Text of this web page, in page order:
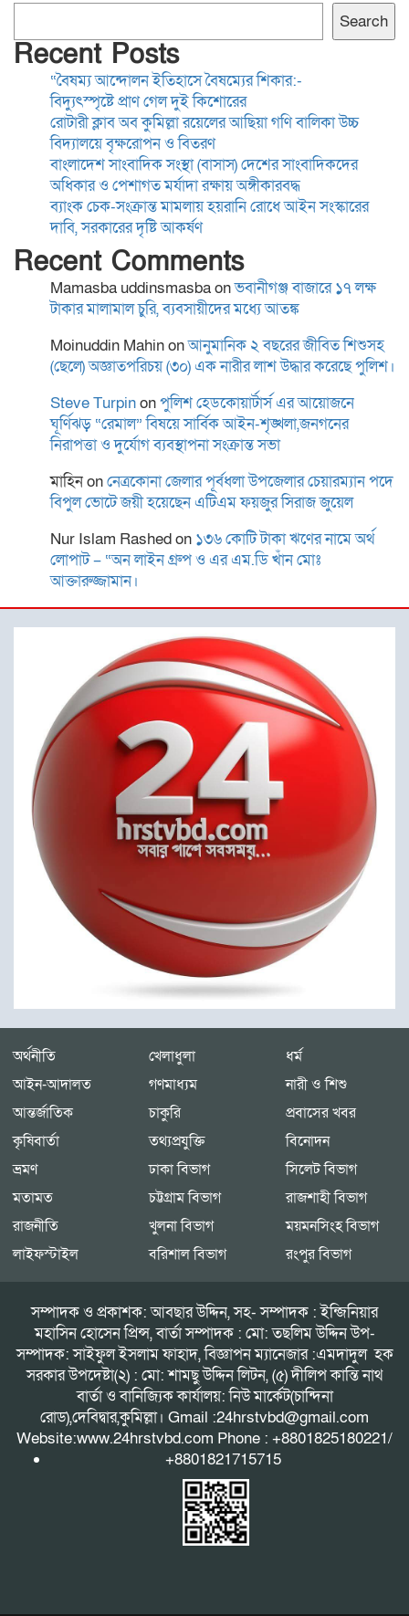
ব্যাংক চেক-সংক্রান্ত মামলায়
হয়রানি রোধে আইন সংস্কারের
দাবি, সরকারের দৃষ্টি আকর্ষণ
ময়মনসিংহে কিশোরীকে ধর্ষণ ও
ভিডিও ধারণ করে
ব্ল্যাকমেইল,গ্রেপ্তার-১
স্থানীয় সরকার নির্বাচনের তফসিল
ঘোষণা শিগগিরই: ইসি
বাগমারা থানা পরিদর্শন করলেন
রাজশাহী রেঞ্জের নবাগত
ডিআইজি আশিক সাঈদ
ময়মনসিংহে কিশোরীকে ধর্ষণ ও
ভিডিও ধারণ করে
ব্ল্যাকমেইল,গ্রেপ্তার-১
জাতীয় সাংবাদিক সংস্থা ঢাকা
বিমানবন্দর থানা কমিটির পরিচিতি
সভা
Search
Recent Posts
“বৈষম্য আন্দোলন ইতিহাসে বৈষম্যের শিকার:-
বিদ্যুৎস্পৃষ্টে প্রাণ গেল দুই কিশোরের
রোটারী ক্লাব অব কুমিল্লা রয়েলের আছিয়া গণি বালিকা উচ্চ
বিদ্যালয়ে বৃক্ষরোপন ও বিতরণ
বাংলাদেশ সাংবাদিক সংস্থা (বাসাস) দেশের সাংবাদিকদের
অধিকার ও পেশাগত মর্যাদা রক্ষায় অঙ্গীকারবদ্ধ
ব্যাংক চেক-সংক্রান্ত মামলায় হয়রানি রোধে আইন সংস্কারের
দাবি, সরকারের দৃষ্টি আকর্ষণ
Recent Comments
Mamasba uddinsmasbaonভবানীগঞ্জ বাজারে ১৭ লক্ষ
টাকার মালামাল চুরি, ব্যবসায়ীদের মধ্যে আতঙ্ক
Moinuddin Mahinonআনুমানিক ২ বছরের জীবিত শিশুসহ
(ছেলে) অজ্ঞাতপরিচয় (৩০) এক নারীর লাশ উদ্ধার করেছে পুলিশ।
Steve Turpinonপুলিশ হেডকোয়ার্টার্স এর আয়োজনে
ঘূর্ণিঝড় “রেমাল” বিষয়ে সার্বিক আইন-শৃঙ্খলা,জনগনের
নিরাপত্তা ও দুর্যোগ ব্যবস্থাপনা সংক্রান্ত সভা
মাহিনonনেত্রকোনা জেলার পূর্বধলা উপজেলার চেয়ারম্যান পদে
বিপুল ভোটে জয়ী হয়েছেন এটিএম ফয়জুর সিরাজ জুয়েল
Nur Islam Rashedon ১৩৬ কোটি টাকা ঋণের নামে অর্থ
লোপাট – “অন লাইন গ্রুপ ও এর এম.ডি খাঁন মোঃ
আক্তারুজ্জামান।
অর্থনীতি
আইন-আদালত
আন্তর্জাতিক
কৃষিবার্তা
খেলাধুলা
গণমাধ্যম
চাকুরি
তথ্যপ্রযুক্তি
ধর্ম
নারী ও শিশু
প্রবাসের খবর
বিনোদন
ভ্রমণ
মতামত
রাজনীতি
লাইফস্টাইল
ঢাকা বিভাগ
চট্টগ্রাম বিভাগ
খুলনা বিভাগ
বরিশাল বিভাগ
সিলেট বিভাগ
রাজশাহী বিভাগ
ময়মনসিংহ বিভাগ
রংপুর বিভাগ
সম্পাদক ও প্রকাশক: আবছার উদ্দিন, সহ- সম্পাদক : ইন্জিনিয়ার
মহাসিন হোসেন প্রিন্স, বার্তা সম্পাদক : মো: তছলিম উদ্দিন উপ-
সম্পাদক: সাইফুল ইসলাম ফাহাদ, বিজ্ঞাপন ম্যানেজার :এমদাদুল হক
সরকার উপদেষ্টা(২) : মো: শামছু উদ্দিন লিটন, (৫) দীলিপ কান্তি নাথ
বার্তা ও বানিজ্যিক কার্যালয়: নিউ মার্কেট(চান্দিনা
রোড),দেবিদ্বার,কুমিল্লা। Gmail :24hrstvbd@gmail.com
Website:www.24hrstvbd.com Phone : +8801825180221/
+8801821715715